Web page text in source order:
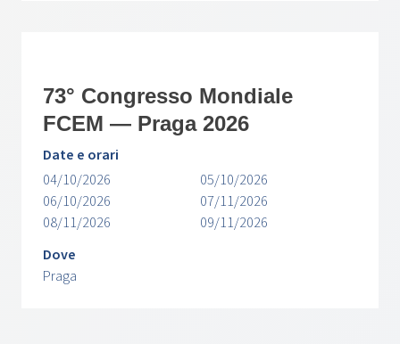
73° Congresso Mondiale
FCEM — Praga 2026
Date e orari
04/10/2026
05/10/2026
06/10/2026
07/11/2026
08/11/2026
09/11/2026
Dove
Praga